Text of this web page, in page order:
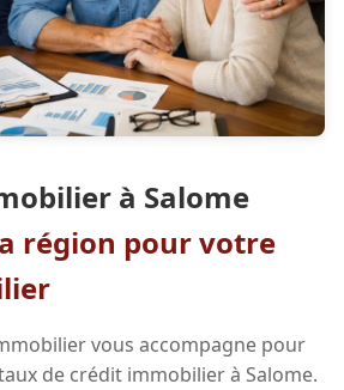
à Salome
région pour votre
vous accompagne pour
de crédit immobilier à Salome.